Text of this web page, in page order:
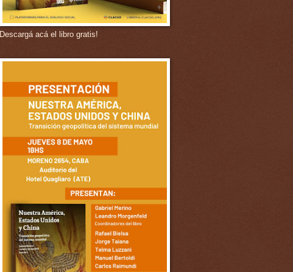
Descargá acá el libro gratis!